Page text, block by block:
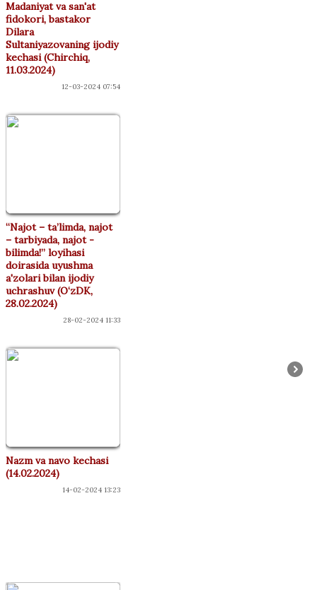
Madaniyat va san'at
fidokori, bastakor
Dilara
Sultaniyazovaning ijodiy
kechasi (Chirchiq,
11.03.2024)
12-03-2024 07:54
“Najot – ta’limda, najot
– tarbiyada, najot -
bilimda!” loyihasi
doirasida uyushma
a'zolari bilan ijodiy
uchrashuv (O‘zDK,
28.02.2024)
28-02-2024 11:33
Nazm va navo kechasi
(14.02.2024)
14-02-2024 13:23